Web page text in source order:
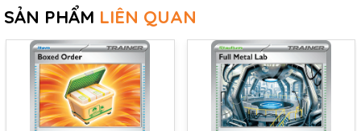
SẢN PHẨM LIÊN QUAN